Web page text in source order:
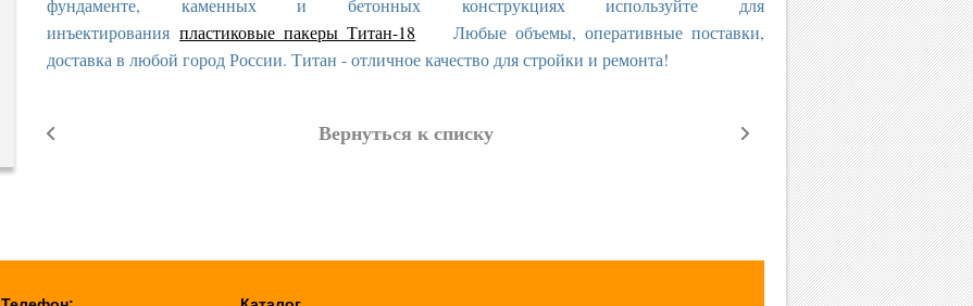
фундаменте, каменных и бетонных конструкциях используйте для
инъектированияпластиковые пакеры Титан-18 Любые объемы, оперативные поставки,
доставка в любой город России. Титан - отличное качество для стройки и ремонта!
Вернуться к списку